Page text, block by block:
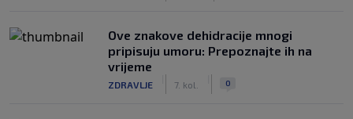
Ove znakove dehidracije mnogi
pripisuju umoru: Prepoznajte ih na
vrijeme
ZDRAVLJE 7. kol. 0